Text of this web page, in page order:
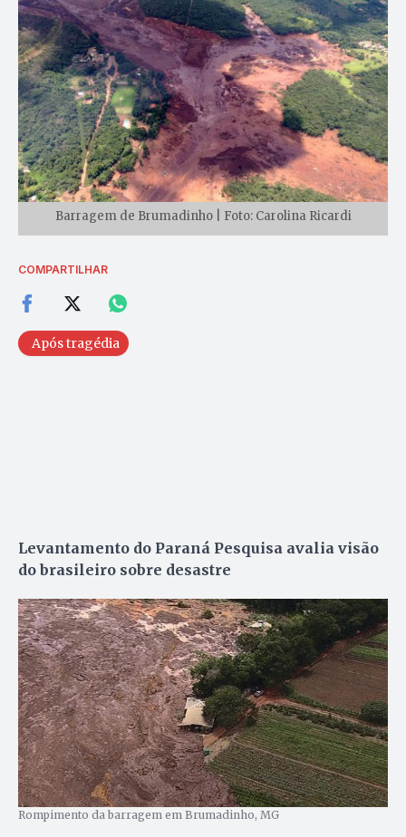
Barragem de Brumadinho | Foto: Carolina Ricardi
COMPARTILHAR
Após tragédia
Levantamento do Paraná Pesquisa avalia visão
do brasileiro sobre desastre
Rompimento da barragem em Brumadinho, MG